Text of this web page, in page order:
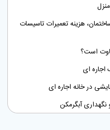
هزینه تعمیرات تاسیسات
است؟
‌ای
در خانه اجاره ‌ای
آبگرمکن